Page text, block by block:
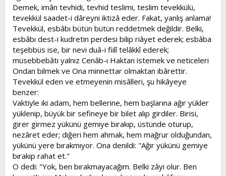
Demek, imân tevhidi, tevhid teslimi, teslim tevekkülü,
tevekkül saadet-i dâreyni iktizâ eder. Fakat, yanlış anlama!
Tevekkül, esbâbı bütün bütün reddetmek değildir. Belki,
esbâbı dest-i kudretin perdesi bilip riâyet ederek; esbâba
teşebbüs ise, bir nevi duâ-i fiilî telâkkî ederek;
müsebbebâtı yalnız Cenâb-ı Haktan istemek ve neticeleri
Ondan bilmek ve Ona minnettar olmaktan ibârettir.
Tevekkül eden ve etmeyenin misâlleri, şu hikâyeye
benzer:
Vaktiyle iki adam, hem bellerine, hem başlarına ağır yükler
yüklenip, büyük bir sefineye bir bilet alıp girdiler. Birisi,
girer girmez yükünü gemiye bırakıp, üstünde oturup,
nezâret eder; diğeri hem ahmak, hem mağrur olduğundan,
yükünü yere bırakmıyor. Ona denildi: "Ağır yükünü gemiye
bırakıp rahat et."
O dedi: "Yok, ben bırakmayacağım. Belki zâyi olur. Ben